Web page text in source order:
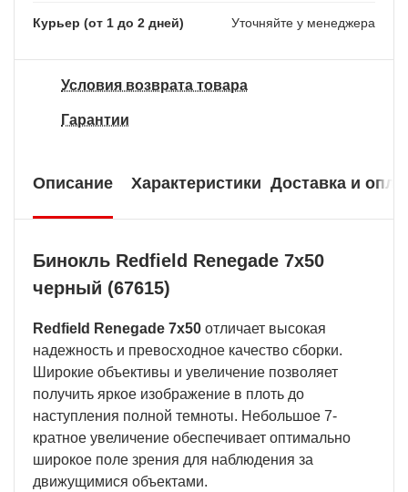
Курьер (от 1 до 2 дней) Уточняйте у менеджера
Условия возврата товара
Гарантии
Описание Характеристики Доставка и
Бинокль Redfield Renegade 7x50
черный (67615)
Redfield Renegade 7x50 отличает высокая
надежность и превосходное качество сборки.
Широкие объективы и увеличение позволяет
получить яркое изображение в плоть до
наступления полной темноты. Небольшое 7-
кратное увеличение обеспечивает оптимально
широкое поле зрения для наблюдения за
движущимися объектами.